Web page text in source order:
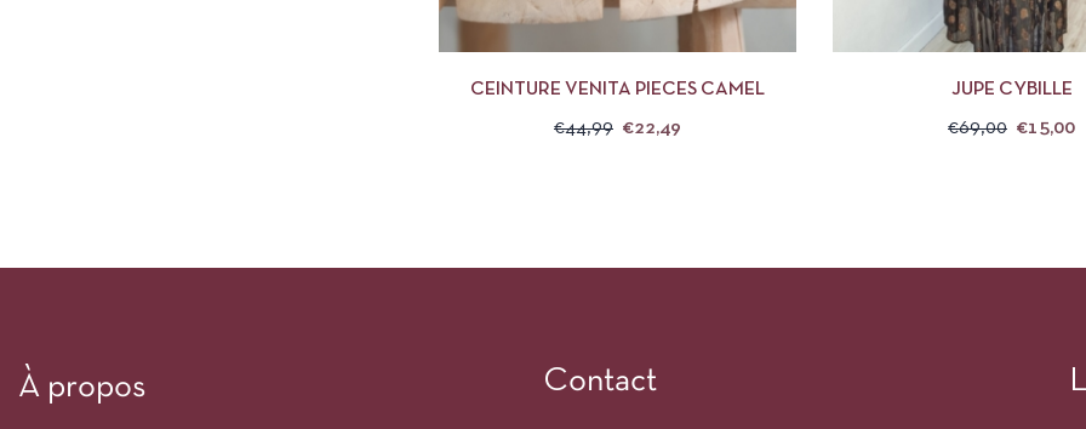
CHOIX DES OPTIONS
CEINTURE VENITA PIECES CAMEL
€44,99 €22,49
APERÇU CHOIX
JUPE CYBILLE
€69,00 €15,00
À propos Contact